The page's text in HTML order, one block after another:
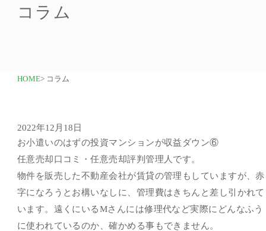
コラム
HOME> コラム
2022年12月18日
お小遣いのはずの投資マンションが収益ダウン⑥
任意売却口コミ・任意売却評判管理人です。
物件を販売した不動産会社が賃貸の管理もしていますが、赤
字になろうとお構いなしに、管理費はきちんと差し引かれて
います。遠くにいるMさんには修理代など実際にどんなふう
に使われているのか、確かめる事もできません。